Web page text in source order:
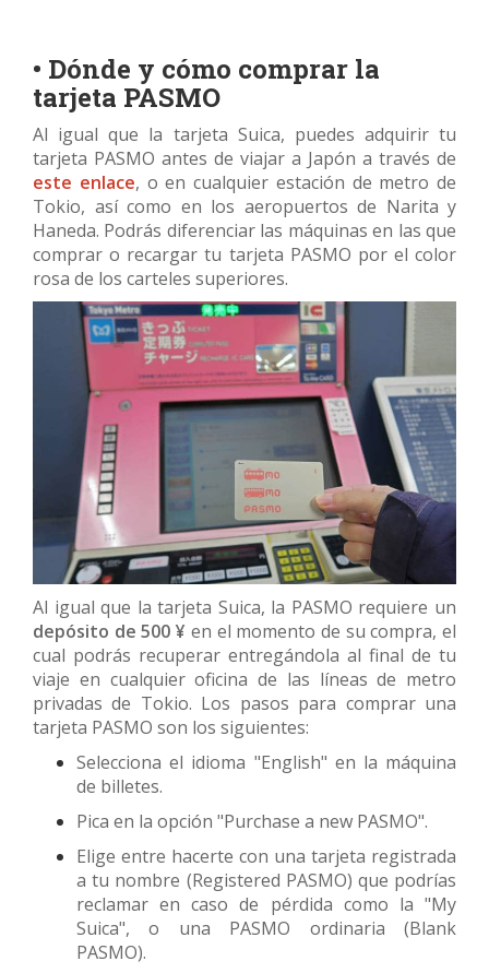
• Dónde y cómo comprar la
tarjeta PASMO
Al igual que la tarjeta Suica, puedes adquirir tu
tarjeta PASMO antes de viajar a Japón a través de
este enlace, o en cualquier estación de metro de
Tokio, así como en los aeropuertos de Narita y
Haneda. Podrás diferenciar las máquinas en las que
comprar o recargar tu tarjeta PASMO por el color
rosa de los carteles superiores.
Al igual que la tarjeta Suica, la PASMO requiere un
depósito de 500 ¥ en el momento de su compra, el
cual podrás recuperar entregándola al final de tu
viaje en cualquier oficina de las líneas de metro
privadas de Tokio. Los pasos para comprar una
tarjeta PASMO son los siguientes:
Selecciona el idioma "English" en la máquina
de billetes.
Pica en la opción "Purchase a new PASMO".
Elige entre hacerte con una tarjeta registrada
a tu nombre (Registered PASMO) que podrías
reclamar en caso de pérdida como la "My
Suica", o una PASMO ordinaria (Blank
PASMO).